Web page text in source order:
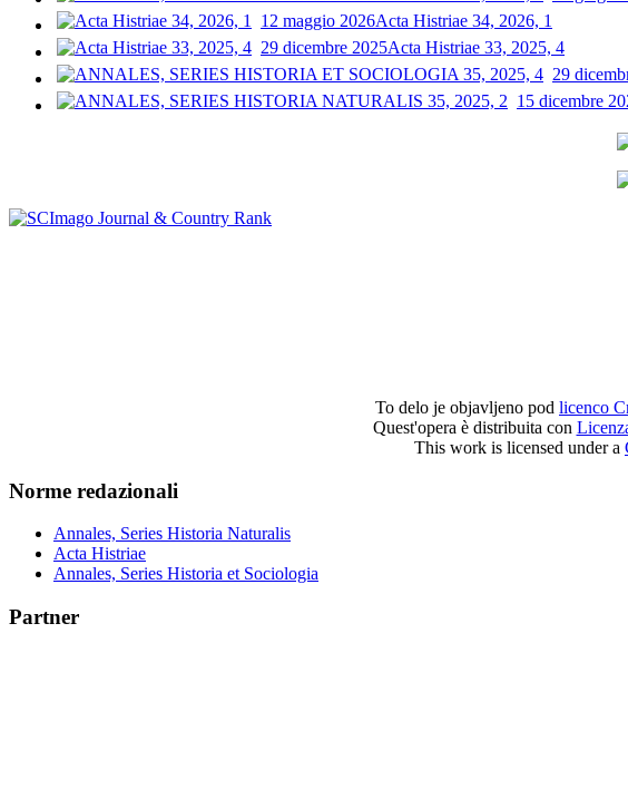
12 maggio 2026Acta Histriae 34, 2026, 1
29 dicembre 2025Acta Histriae 33, 2025, 4
29
15 dicembre
To delo je objavljeno pod licenco
Quest'opera è distribuita con
This work is licensed under a
Norme redazionali
Annales, Series Historia Naturalis
Acta Histriae
Annales, Series Historia et Sociologia
Partner